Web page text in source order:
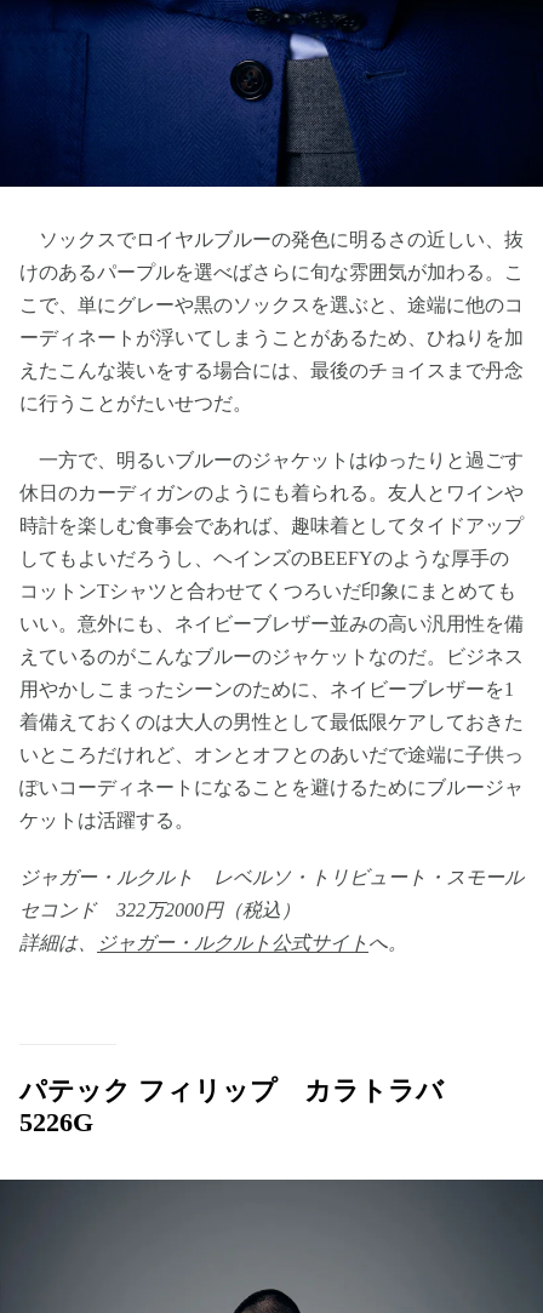
ソックスでロイヤルブルーの発色に明るさの近しい、抜
けのあるパープルを選べばさらに旬な雰囲気が加わる。こ
こで、単にグレーや黒のソックスを選ぶと、途端に他のコ
ーディネートが浮いてしまうことがあるため、ひねりを加
えたこんな装いをする場合には、最後のチョイスまで丹念
に行うことがたいせつだ。
一方で、明るいブルーのジャケットはゆったりと過ごす
休日のカーディガンのようにも着られる。友人とワインや
時計を楽しむ食事会であれば、趣味着としてタイドアップ
してもよいだろうし、ヘインズのBEEFYのような厚手の
コットンTシャツと合わせてくつろいだ印象にまとめても
いい。意外にも、ネイビーブレザー並みの高い汎用性を備
えているのがこんなブルーのジャケットなのだ。ビジネス
用やかしこまったシーンのために、ネイビーブレザーを1
着備えておくのは大人の男性として最低限ケアしておきた
いところだけれど、オンとオフとのあいだで途端に子供っ
ぽいコーディネートになることを避けるためにブルージャ
ケットは活躍する。
ジャガー・ルクルト レベルソ・トリビュート・スモール
セコンド 322万2000円（税込）
詳細は、
ジャガー・ルクルト公式サイト へ。
パテック フィリップ カラトラバ
5226G